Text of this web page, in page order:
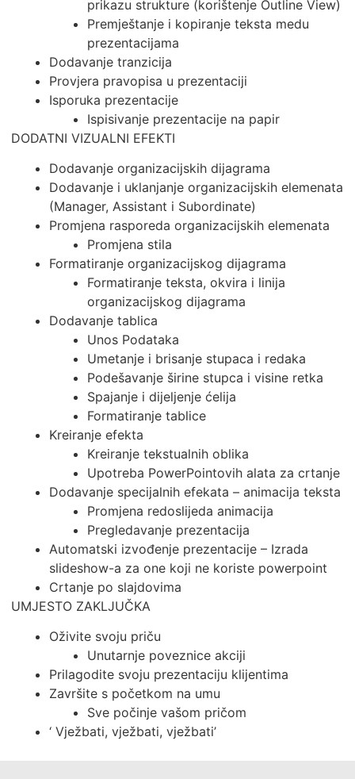
prikazu strukture (korištenje Outline View)
Premještanje i kopiranje teksta medu
prezentacijama
Dodavanje tranzicija
Provjera pravopisa u prezentaciji
Isporuka prezentacije
Ispisivanje prezentacije na papir
DODATNI VIZUALNI EFEKTI
Dodavanje organizacijskih dijagrama
Dodavanje i uklanjanje organizacijskih elemenata
(Manager, Assistant i Subordinate)
Promjena rasporeda organizacijskih elemenata
Promjena stila
Formatiranje organizacijskog dijagrama
Formatiranje teksta, okvira i linija
organizacijskog dijagrama
Dodavanje tablica
Unos Podataka
Umetanje i brisanje stupaca i redaka
Podešavanje širine stupca i visine retka
Spajanje i dijeljenje ćelija
Formatiranje tablice
Kreiranje efekta
Kreiranje tekstualnih oblika
Upotreba PowerPointovih alata za crtanje
Dodavanje specijalnih efekata – animacija teksta
Promjena redoslijeda animacija
Pregledavanje prezentacija
Automatski izvođenje prezentacije – Izrada
slideshow-a za one koji ne koriste powerpoint
Crtanje po slajdovima
UMJESTO ZAKLJUČKA
Oživite svoju priču
Unutarnje poveznice akciji
Prilagodite svoju prezentaciju klijentima
Završite s početkom na umu
Sve počinje vašom pričom
‘ Vježbati, vježbati, vježbati’